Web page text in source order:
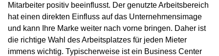
Mitarbeiter positiv beeinflusst. Der genutzte Arbeitsbereich
hat einen direkten Einfluss auf das Unternehmensimage
und kann Ihre Marke weiter nach vorne bringen. Daher ist
die richtige Wahl des Arbeitsplatzes für jeden Mieter
immens wichtig. Typischerweise ist ein Business Center